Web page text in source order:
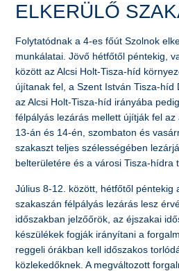
ELKERÜLŐ
Folytatódnak a 4-es főút Szolnok
munkálatai. Jövő hétfőtől péntekig,
között az Alcsi Holt-Tisza-híd
újítanak fel, a Szent István Tisza-híd
az Alcsi Holt-Tisza-híd irányába
félpályás lezárás mellett újítják fel
13-án és 14-én, szombaton és
szakaszt teljes szélességében
belterületére és a városi Tisza-hídra
Július 8-12. között, hétfőtől péntekig
szakaszán félpályás lezárás lesz
időszakban jelzőőrök, az éjszakai
készülékek fogják irányítani a
reggeli órákban kell időszakos
közlekedőknek. A megváltozott